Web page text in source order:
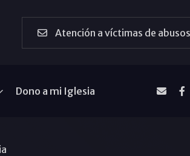
Atención a víctimas de abusos
Dono a mi Iglesia